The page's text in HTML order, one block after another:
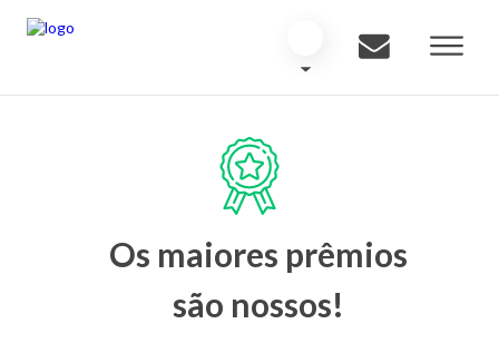
Os maiores prêmios
são nossos!